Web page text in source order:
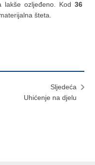
lakše ozljeđeno. Kod 36
šteta.
Sljedeća
Uhićenje na djelu